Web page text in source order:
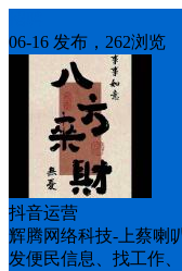
06-16 发布，262浏览
抖音运营
辉腾网络科技-上蔡喇
发便民信息、找工作